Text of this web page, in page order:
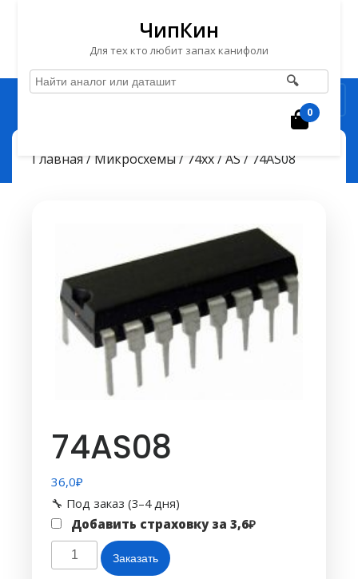
Перейти
содержимому
ЧипКин
Для тех кто любит запах канифоли
🔍
0
ЧипКин> > 74AS08
Главная/ Микросхемы/ 74хх/ AS / 74AS08
74AS08
36,0₽
🔧 Под заказ (3–4 дня)
Добавить страховку за 3,6₽
Количество
товара
Заказать